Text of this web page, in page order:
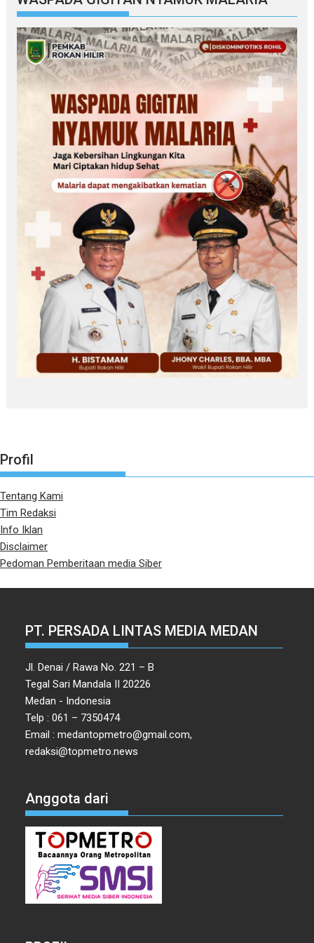
Profil
Tentang Kami
Tim Redaksi
Info Iklan
Disclaimer
Pedoman Pemberitaan media Siber
PT. PERSADA LINTAS MEDIA MEDAN
Jl. Denai / Rawa No. 221 – B
Tegal Sari Mandala II 20226
Medan - Indonesia
Telp : 061 – 7350474
Email : medantopmetro@gmail.com,
redaksi@topmetro.news
Anggota dari